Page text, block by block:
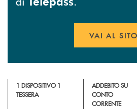
VAI AL SITO
1 DISPOSITIVO 1
TESSERA
ADDEBITO SU
CONTO
CORRENTE